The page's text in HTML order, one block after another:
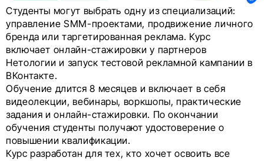
Студенты могут выбрать одну из специализаций:
управление SMM-проектами, продвижение личного
бренда или таргетированная реклама. Курс
включает онлайн-стажировки у партнеров
Нетологии и запуск тестовой рекламной кампании в
ВКонтакте.
Обучение длится 8 месяцев и включает в себя
видеолекции, вебинары, воркшопы, практические
задания и онлайн-стажировки. По окончании
обучения студенты получают удостоверение о
повышении квалификации.
Курс разработан для тех, кто хочет освоить все